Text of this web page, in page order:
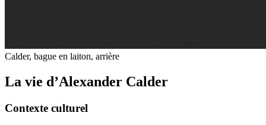
Calder, bague en laiton, arrière
La vie d’Alexander Calder
Contexte culturel